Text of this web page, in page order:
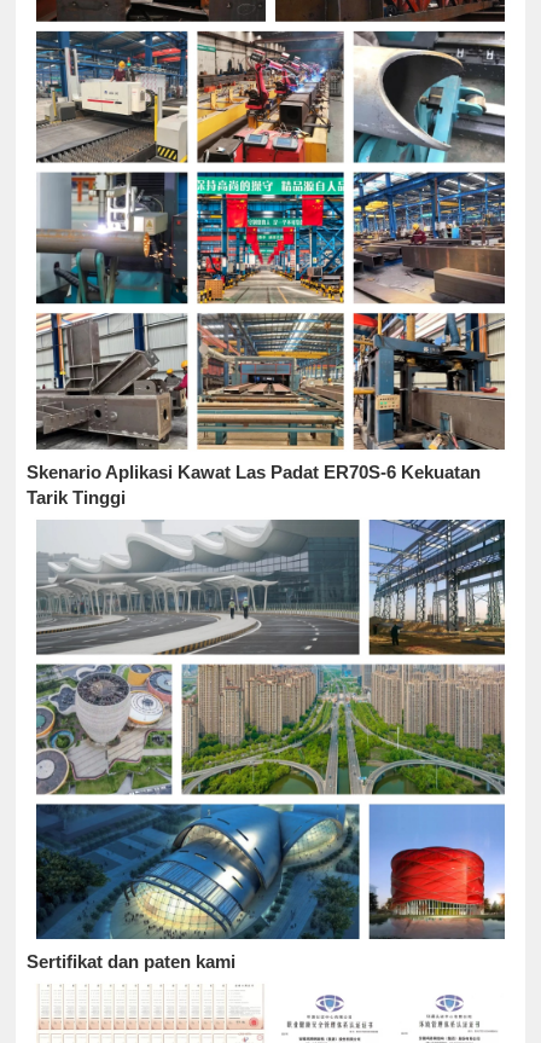
Skenario Aplikasi Kawat Las Padat ER70S-6 Kekuatan
Tarik Tinggi
Sertifikat dan paten kami